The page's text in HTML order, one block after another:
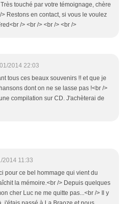
touché par votre témoignage, chère
Restons en contact, si vous le voulez
/> <br /> <br /> <br />
2014 22:03
tous ces beaux souvenirs !! et que je
dont on ne se lasse pas !<br />
compilation sur CD. J'achèterai de
2014 11:33
pour ce bel hommage qui vient du
la mémoire.<br /> Depuis quelques
cher Luc ne me quitte pas...<br /> Il y